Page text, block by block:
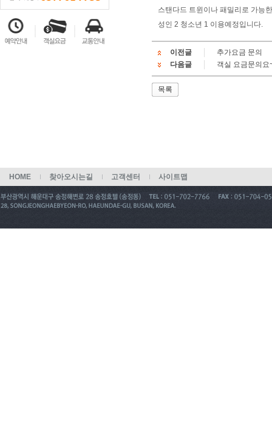
스탠다드 트윈이나 패밀리로 가능
성인 2 청소년 1 이용예정입니다.
이전글
추가요금 문의
다음글
객실 요금문의요
목록
HOME 찾아오시는길 고객센터 사이트맵